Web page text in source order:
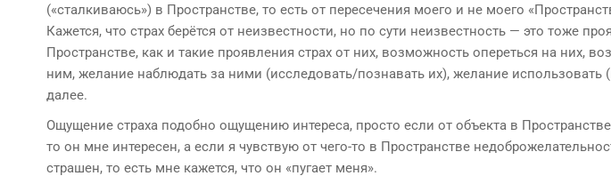
(«сталкиваюсь») в Пространстве, то есть от пересечения моего и не моего
Кажется, что страх берётся от неизвестности, но по сути неизвестность — это тоже
Пространстве, как и такие проявления страх от них, возможность опереться на них,
ним, желание наблюдать за ними (исследовать/познавать их), желание использовать
далее.
Ощущение страха подобно ощущению интереса, просто если от объекта в
то он мне интересен, а если я чувствую от чего-то в Пространстве
страшен, то есть мне кажется, что он «пугает меня».